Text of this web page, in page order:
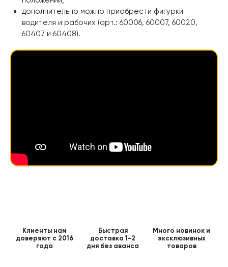
дополнительно можно приобрести фигурки
водителя и рабочих (арт.: 60006, 60007, 60020,
60407 и 60408).
Клиенты нам
доверяют с 2016
года
Быстрая
доставка 1-2
дня без аванса
Много новинок и
эксклюзивных
товаров